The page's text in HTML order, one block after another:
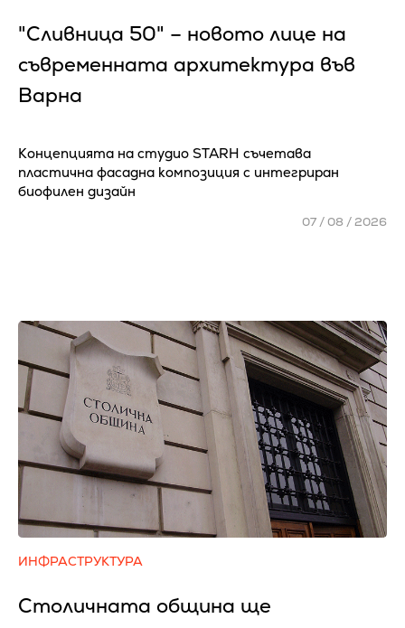
"Сливница 50" – новото лице на
съвременната архитектура във
Варна
Концепцията на студио STARH съчетава
пластична фасадна композиция с интегриран
биофилен дизайн
07 / 08 / 2026
ИНФРАСТРУКТУРА
Столичната община ще